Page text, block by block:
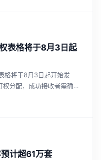
表格将于8月3日起
格将于8月3日起开始发
分配，成功接收者需确认
计超61万套